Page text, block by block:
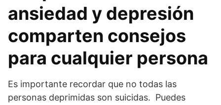
ansiedad y depresión
comparten consejos
para cualquier persona
Es importante recordar que no todas las
personas deprimidas son suicidas. Puedes